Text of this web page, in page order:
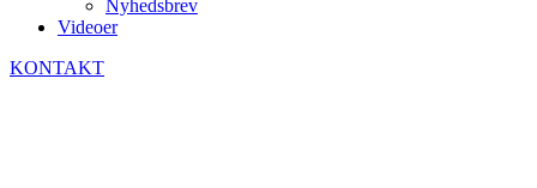
Nyhedsbrev
Videoer
KONTAKT